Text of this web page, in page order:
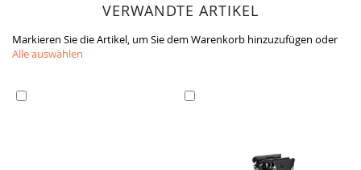
VERWANDTE ARTIKEL
Markieren Sie die Artikel, um Sie dem Warenkorb hinzuzufügen oder
Alle auswählen